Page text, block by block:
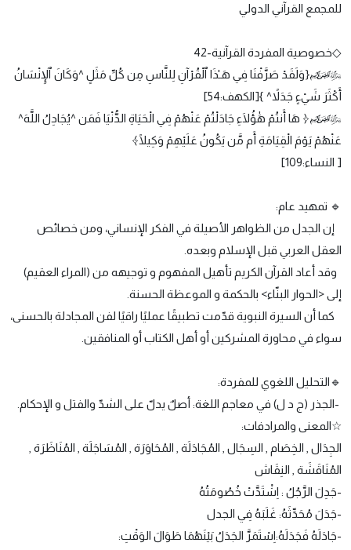
للمجمع القرآني الدولي
◇خصوصية المفردة القرآنية-42
﷽{وَلَقَدْ صَرَّفْنَا فِي هَـٰذَا ٱلْقُرْآنِ لِلنَّاسِ مِن كُلِّ مَثَلٍ ^وَكَانَ ٱلإِنْسَانُ
أَكْثَرَ شَيْءٍ جَدَلاً^ }[الكهف:54]
﷽﴿ هَا أَنتُمْ هَٰؤُلَاءِ جَادَلْتُمْ عَنْهُمْ فِي الْحَيَاةِ الدُّنْيَا فَمَن ^يُجَادِلُ اللَّهَ^
عَنْهُمْ يَوْمَ الْقِيَامَةِ أَم مَّن يَكُونُ عَلَيْهِمْ وَكِيلًا﴾
[ النساء:109]
🔹 تمهيد عام:
إن الجدل من الظواهر الأصيلة في الفكر الإنساني، ومن خصائص
العقل العربي قبل الإسلام وبعده.
وقد أعاد القرآن الكريم تأهيل المفهوم و توجيهه من (المراء العقيم)
إلى <الحوار البنّاء> بالحكمة و الموعظة الحسنة.
كما أن السيرة النبوية قدّمت تطبيقًا عمليًا راقيًا لفن المجادلة بالحسنى،
سواء في محاورة المشركين أو أهل الكتاب أو المنافقين.
🔹التحليل اللغوي للمفردة:
-الجذر (ج د ل) في معاجم اللغة: أصلٌ يدلّ على الشدّ والفتل و الإحكام.
☆المعنى والمرادفات:
الجِدَال , الخِصَام , السِجَال , المُجَادَلَة , المُحَاوَرَة , المُسَاجَلَة , المُنَاظَرَة ,
المُنَاقَشَة , النِقَاش
-جَدِلَ الرَّجُلُ : اِشْتَدَّتْ خُصُومَتُهُ
-جَدَلَ مُحَدِّثَهُ: غَلَبَهُ فِي الجدل
-جَادَلَهُ فَجَدَلَهُ:اِسْتَمَرَّ الجَدَلُ بَيْنَهُمَا طَوَالَ الوَقْتِ: